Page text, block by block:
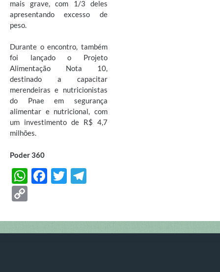
mais grave, com 1/3 deles
apresentando excesso de
peso.
Durante o encontro, também
foi lançado o Projeto
Alimentação Nota 10,
destinado a capacitar
merendeiras e nutricionistas
do Pnae em segurança
alimentar e nutricional, com
um investimento de R$ 4,7
milhões.
Poder 360
W
s
A
F
b
o
T
er gr
a
p